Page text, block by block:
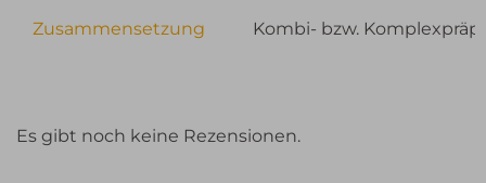
Zusammensetzung Kombi- bzw.
Es gibt noch keine Rezensionen.